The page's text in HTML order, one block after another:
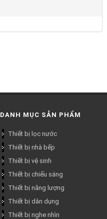
DANH MỤC SẢN PHẨM
Thiết bị lọc nước
Thiết bị nhà bếp
Thiết bị vệ sinh
Thiết bị chiếu sáng
Thiết bị năng lượng
Thiết bị dân dụng
Thiết bị nghe nhìn